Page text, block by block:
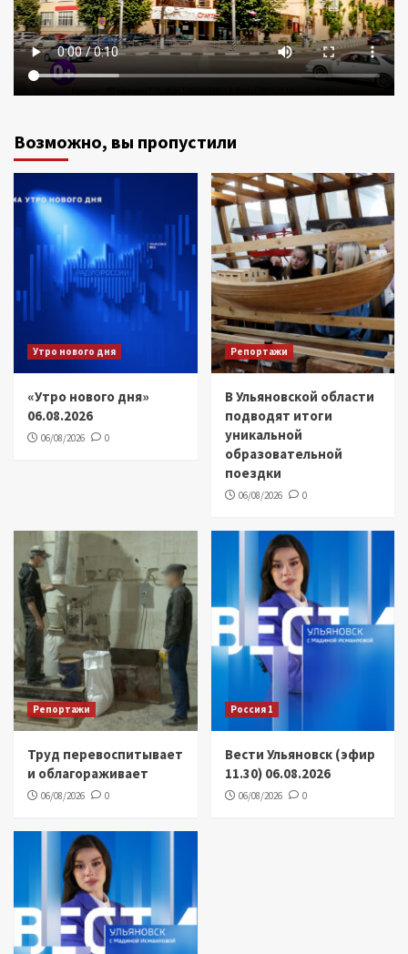
Возможно, вы пропустили
Утро нового дня
«Утро нового дня»
06.08.2026
06/08/2026 0
Репортажи
В Ульяновской области
подводят итоги
уникальной
образовательной
поездки
06/08/2026 0
Репортажи
Труд перевоспитывает
и облагораживает
06/08/2026 0
Россия 1
Вести Ульяновск (эфир
11.30) 06.08.2026
06/08/2026 0